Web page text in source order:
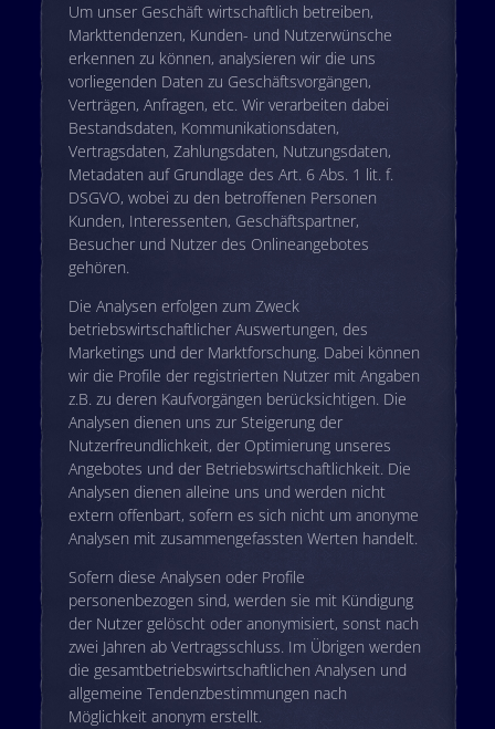
Um unser Geschäft wirtschaftlich betreiben,
Markttendenzen, Kunden- und Nutzerwünsche
erkennen zu können, analysieren wir die uns
vorliegenden Daten zu Geschäftsvorgängen,
Verträgen, Anfragen, etc. Wir verarbeiten dabei
Bestandsdaten, Kommunikationsdaten,
Vertragsdaten, Zahlungsdaten, Nutzungsdaten,
Metadaten auf Grundlage des Art. 6 Abs. 1 lit. f.
DSGVO, wobei zu den betroffenen Personen
Kunden, Interessenten, Geschäftspartner,
Besucher und Nutzer des Onlineangebotes
gehören.
Die Analysen erfolgen zum Zweck
betriebswirtschaftlicher Auswertungen, des
Marketings und der Marktforschung. Dabei können
wir die Profile der registrierten Nutzer mit Angaben
z.B. zu deren Kaufvorgängen berücksichtigen. Die
Analysen dienen uns zur Steigerung der
Nutzerfreundlichkeit, der Optimierung unseres
Angebotes und der Betriebswirtschaftlichkeit. Die
Analysen dienen alleine uns und werden nicht
extern offenbart, sofern es sich nicht um anonyme
Analysen mit zusammengefassten Werten handelt.
Sofern diese Analysen oder Profile
personenbezogen sind, werden sie mit Kündigung
der Nutzer gelöscht oder anonymisiert, sonst nach
zwei Jahren ab Vertragsschluss. Im Übrigen werden
die gesamtbetriebswirtschaftlichen Analysen und
allgemeine Tendenzbestimmungen nach
Möglichkeit anonym erstellt.